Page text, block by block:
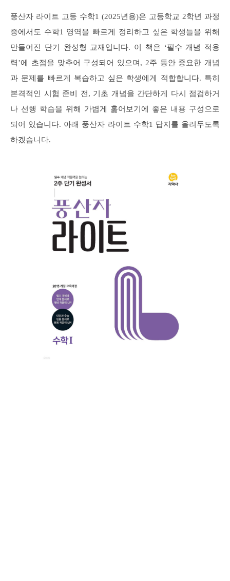
풍산자 라이트 고등 수학1 (2025년용)은 고등학교 2학년 과정
중에서도 수학1 영역을 빠르게 정리하고 싶은 학생들을 위해
만들어진 단기 완성형 교재입니다. 이 책은 ‘필수 개념 적용
력’에 초점을 맞추어 구성되어 있으며, 2주 동안 중요한 개념
과 문제를 빠르게 복습하고 싶은 학생에게 적합합니다. 특히
본격적인 시험 준비 전, 기초 개념을 간단하게 다시 점검하거
나 선행 학습을 위해 가볍게 훑어보기에 좋은 내용 구성으로
되어 있습니다. 아래 풍산자 라이트 수학1 답지를 올려두도록
하겠습니다.